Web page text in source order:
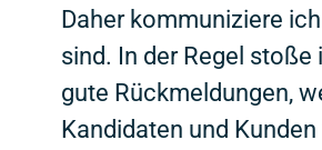
Daher kommuniziere
sind. In der Regel
gute Rückmeldungen,
Kandidaten und